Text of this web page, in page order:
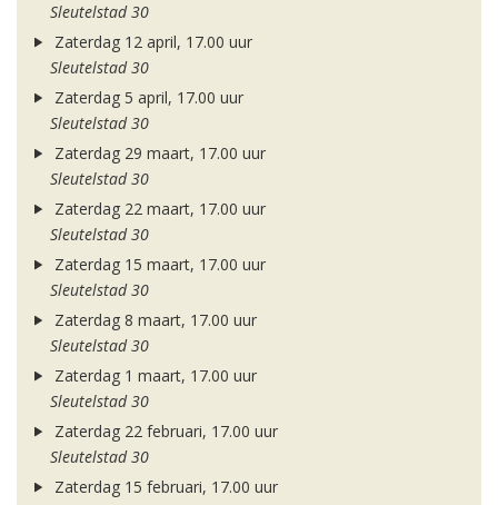
Sleutelstad 30
Zaterdag 12 april, 17.00 uur
Sleutelstad 30
Zaterdag 5 april, 17.00 uur
Sleutelstad 30
Zaterdag 29 maart, 17.00 uur
Sleutelstad 30
Zaterdag 22 maart, 17.00 uur
Sleutelstad 30
Zaterdag 15 maart, 17.00 uur
Sleutelstad 30
Zaterdag 8 maart, 17.00 uur
Sleutelstad 30
Zaterdag 1 maart, 17.00 uur
Sleutelstad 30
Zaterdag 22 februari, 17.00 uur
Sleutelstad 30
Zaterdag 15 februari, 17.00 uur